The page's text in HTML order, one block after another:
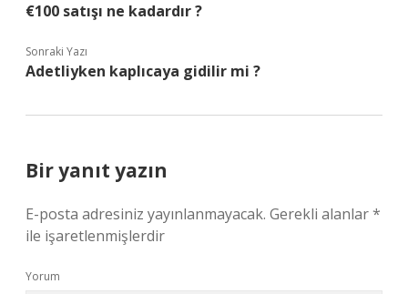
€100 satışı ne kadardır ?
Sonraki Yazı
Adetliyken kaplıcaya gidilir mi ?
Bir yanıt yazın
E-posta adresiniz yayınlanmayacak. Gerekli alanlar*
ile işaretlenmişlerdir
Yorum